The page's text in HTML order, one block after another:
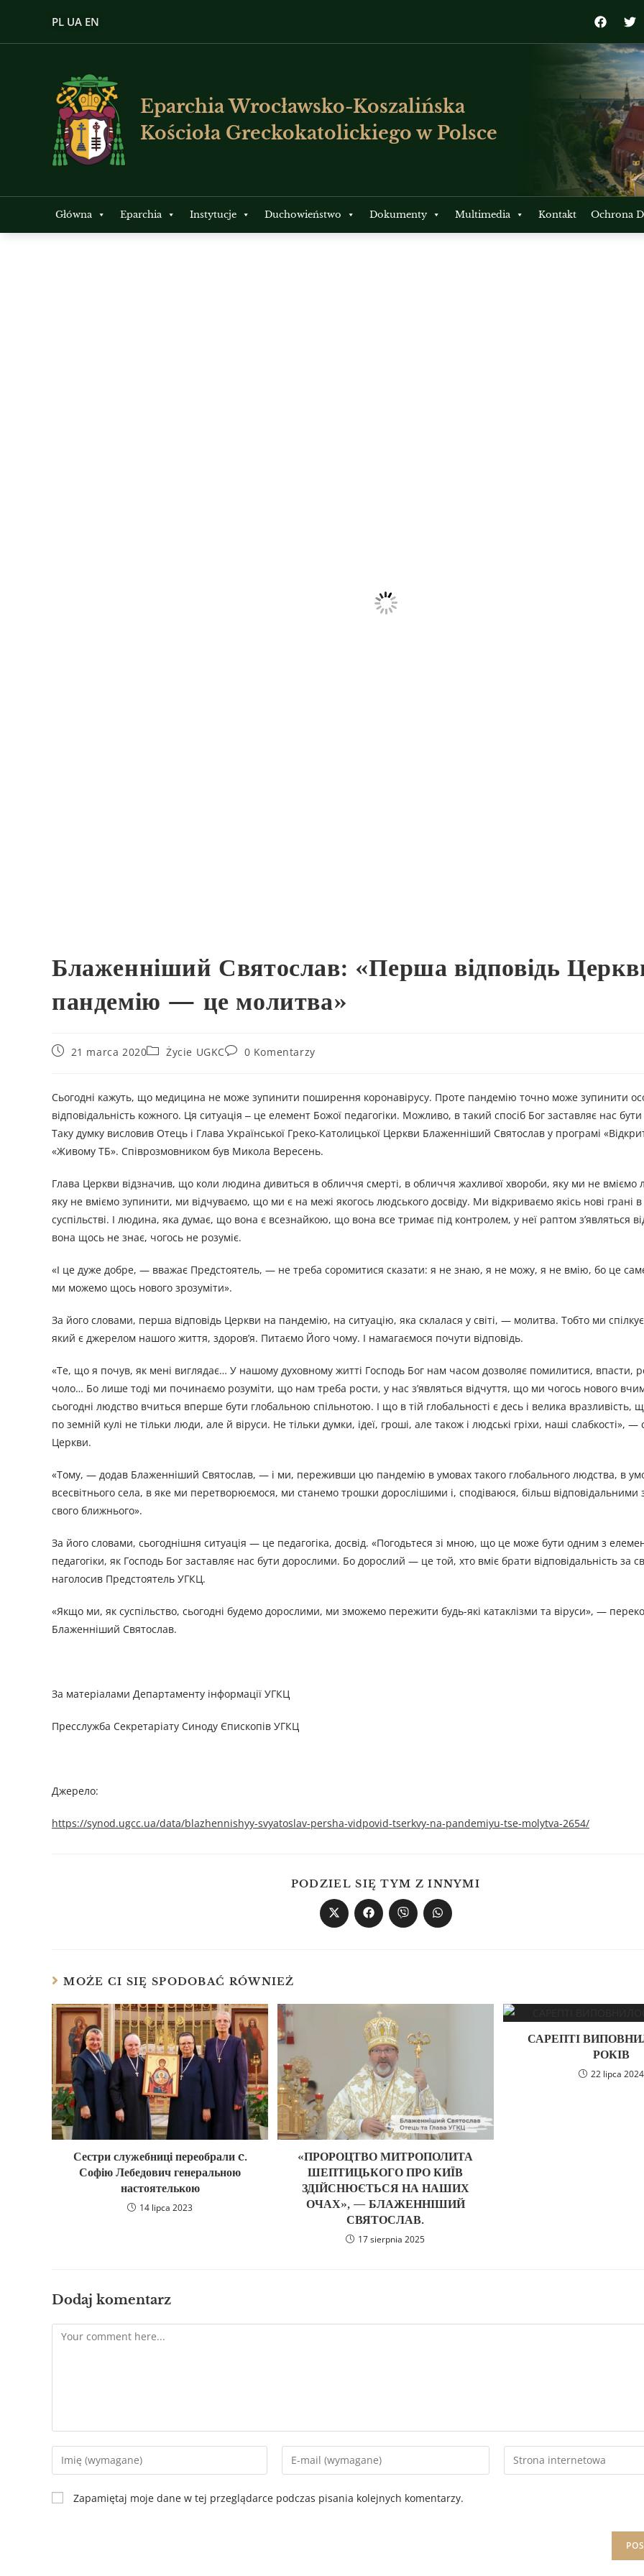
PL UA EN
Eparchia Wrocławsko-Koszalińska
Kościoła Greckokatolickiego w Polsce
Główna Eparchia Instytucje Duchowieństwo Dokumenty Multimedia Kontakt Ochrona
Блаженніший Святослав: «Перша відповідь
пандемію — це молитва»
21 marca 2020 Życie UGKC 0 Komentarzy
Сьогодні кажуть, що медицина не може зупинити поширення коронавірусу. Проте пандемію точно може зупинити
відповідальність кожного. Ця ситуація ‒ це елемент Божої педагогіки. Можливо, в такий спосіб Бог заставляє нас
Таку думку висловив Отець і Глава Української Греко-Католицької Церкви Блаженніший Святослав у програмі
«Живому ТБ». Співрозмовником був Микола Вересень.
Глава Церкви відзначив, що коли людина дивиться в обличчя смерті, в обличчя жахливої хвороби, яку ми не вміємо
яку не вміємо зупинити, ми відчуваємо, що ми є на межі якогось людського досвіду. Ми відкриваємо якісь нові грані в
суспільстві. І людина, яка думає, що вона є всезнайкою, що вона все тримає під контролем, у неї раптом з’являться
вона щось не знає, чогось не розуміє.
«І це дуже добре, — вважає Предстоятель, — не треба соромитися сказати: я не знаю, я не можу, я не вмію, бо це
ми можемо щось нового зрозуміти».
За його словами, перша відповідь Церкви на пандемію, на ситуацію, яка склалася у світі, — молитва. Тобто ми
який є джерелом нашого життя, здоров’я. Питаємо Його чому. І намагаємося почути відповідь.
«Те, що я почув, як мені виглядає… У нашому духовному житті Господь Бог нам часом дозволяє помилитися, впасти,
чоло… Бо лише тоді ми починаємо розуміти, що нам треба рости, у нас з’являться відчуття, що ми чогось нового
сьогодні людство вчиться вперше бути глобальною спільнотою. І що в тій глобальності є десь і велика вразливість,
по земній кулі не тільки люди, але й віруси. Не тільки думки, ідеї, гроші, але також і людські гріхи, наші слабкості», —
Церкви.
«Тому, — додав Блаженніший Святослав, — і ми, переживши цю пандемію в умовах такого глобального людства, в
всесвітнього села, в яке ми перетворюємося, ми станемо трошки дорослішими і, сподіваюся, більш відповідальними
свого ближнього».
За його словами, сьогоднішня ситуація — це педагогіка, досвід. «Погодьтеся зі мною, що це може бути одним з
педагогіки, як Господь Бог заставляє нас бути дорослими. Бо дорослий — це той, хто вміє брати відповідальність за
наголосив Предстоятель УГКЦ.
«Якщо ми, як суспільство, сьогодні будемо дорослими, ми зможемо пережити будь-які катаклізми та віруси», —
Блаженніший Святослав.
За матеріалами Департаменту інформації УГКЦ
Пресслужба Секретаріату Синоду Єпископів УГКЦ
Джерело:
https://synod.ugcc.ua/data/blazhennishyy-svyatoslav-persha-vidpovid-tserkvy-na-pandemiyu-tse-molytva-2654/
PODZIEL SIĘ TYM Z INNYMI
MOŻE CI SIĘ SPODOBAĆ RÓWNIEŻ
Сестри служебниці переобрали c.
Софію Лебедович генеральною
настоятелькою
14 lipca 2023
«ПРОРОЦТВО МИТРОПОЛИТА
ШЕПТИЦЬКОГО ПРО КИЇВ
ЗДІЙСНЮЄТЬСЯ НА НАШИХ
ОЧАХ», — БЛАЖЕННІШИЙ
СВЯТОСЛАВ.
17 sierpnia 2025
САРЕПТІ
РОКІВ
22 lipca 2024
Dodaj komentarz
Zapamiętaj moje dane w tej przeglądarce podczas pisania kolejnych komentarzy.